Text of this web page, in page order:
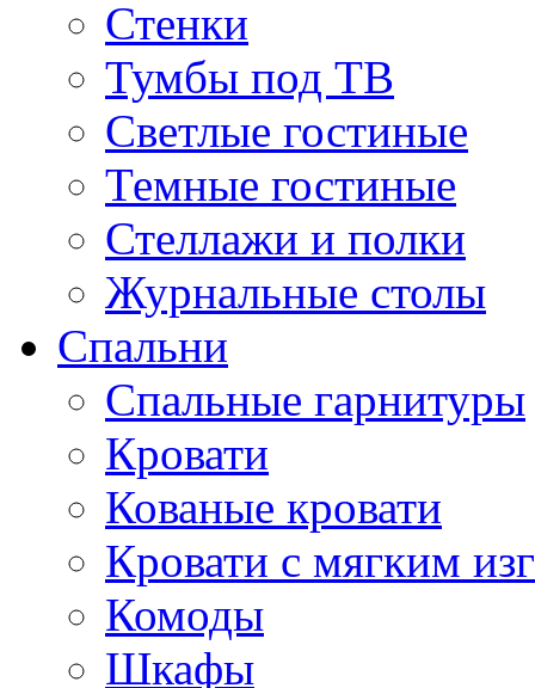
Стенки
Тумбы под ТВ
Светлые гостиные
Темные гостиные
Стеллажи и полки
Журнальные столы
Спальни
Спальные гарнитуры
Кровати
Кованые кровати
Кровати с мягким
Комоды
Шкафы